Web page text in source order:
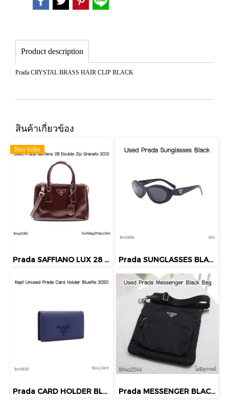
Product description
Prada CRYSTAL BRASS HAIR CLIP BLACK
สินค้าเกี่ยวข้อง
Best Seller
Prada SAFFIANO LUX 28 DOUBLE ZIP GRANATO 2013 Prada SUNGLASSES BLACK
Prada CARD HOLDER BLUE 2020 Prada MESSENGER BLACK BAG